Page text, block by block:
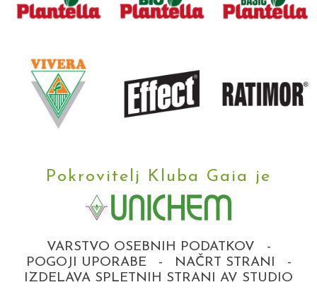
Pokrovitelj Kluba Gaia je
VARSTVO OSEBNIH PODATKOV
-
POGOJI UPORABE
- NAČRT STRANI
-
IZDELAVA SPLETNIH STRANI AV STUDIO